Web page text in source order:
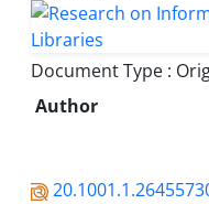
Document Type :
Author